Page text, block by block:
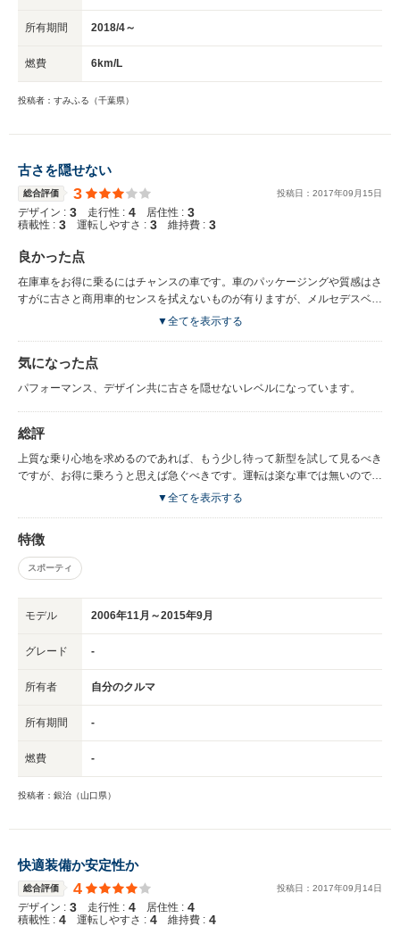
所有期間 2018/4～
燃費 6km/L
投稿者：すみふる（千葉県）
古さを隠せない
総合評価 3 投稿日： 2017年09 月 15日
デザイン : 3 走行性 : 4 居住性 : 3
積載性 : 3 運転しやすさ : 3 維持費 : 3
良かった点
在庫車をお得に乗るにはチャンスの車です。車のパッケージングや質感はさ
すがに古さと商用車的センスを拭えないものが有りますが、メルセデスベン
ツのフルサイズミニバンとしての価値は健在です。エンジンは不満が有る程
ングでは大きなロールをしますが収束は以外と早くやわらかめの足回りでも
酔ってしまう様な不快な挙動は有りません。取り回しは全長は国産ミニバン
アリーな雰囲気では有りませんが、実用性は高いので、実用車として使い倒
すには、大きな値引きで購入すれば高い満足感が得られます。
▼全てを表示する
気になった点
パフォーマンス、デザイン共に古さを隠せないレベルになっています。
総評
上質な乗り心地を求めるのであれば、もう少し待って新型を試して見るべき
ですが、お得に乗ろうと思えば急ぐべきです。運転は楽な車では無いので毎
日乗るなら他を探した方が無難ですし、ミニバンといえども飛ばしたい人に
▼全てを表示する
特徴
スポーティ
モデル 2006年11月～2015年9月
グレード -
所有者 自分のクルマ
所有期間 -
燃費 -
投稿者：銀治（山口県）
快適装備か安定性か
総合評価 4 投稿日： 2017年09 月 14日
デザイン : 3 走行性 : 4 居住性 : 4
積載性 : 4 運転しやすさ : 4 維持費 : 4